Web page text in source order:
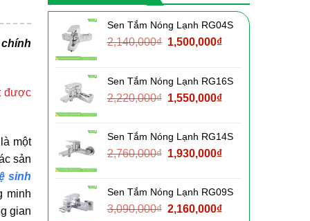
Sen Tắm Nóng Lạnh RG04S
2,140,000₫ Giá
2,140,000₫.
1,500,000₫Giá
là:
1,500,000₫.
Sen Tắm Nóng Lạnh RG16S
2,220,000₫ Giá
2,220,000₫.
1,550,000₫Giá
là:
1,550,000₫.
Sen Tắm Nóng Lạnh RG14S
2,760,000₫ Giá
2,760,000₫.
1,930,000₫Giá
là:
1,930,000₫.
Sen Tắm Nóng Lạnh RG09S
3,090,000₫ Giá
2,160,000₫Giá
được
một
sản
sinh
minh
gian